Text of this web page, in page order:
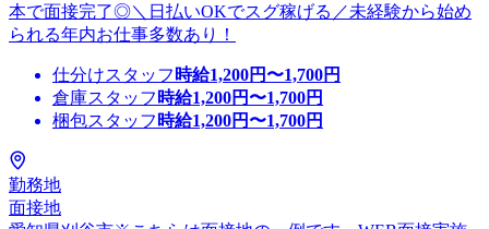
本で面接完了◎＼日払いOKでスグ稼げる／未経験から始め
られる年内お仕事多数あり！
仕分けスタッフ 時給1,200円〜1,700円
倉庫スタッフ 時給1,200円〜1,700円
梱包スタッフ 時給1,200円〜1,700円
勤務地
面接地